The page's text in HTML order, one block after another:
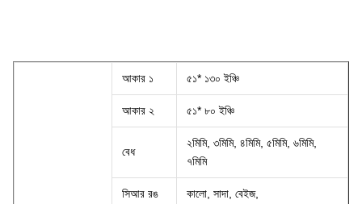
আকার ১ ৫১* ১৩০ ইঞ্চি
আকার ২ ৫১* ৮০ ইঞ্চি
বেধ
২মিমি, ৩মিমি, ৪মিমি, ৫মিমি, ৬মিমি,
৭মিমি
সিআর রঙ কালো, সাদা, বেইজ,